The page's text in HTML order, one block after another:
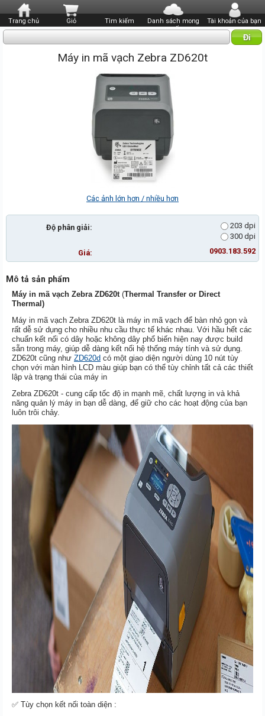
Trang chủ Giỏ Tìm kiếm
Danh sách mong
muốn
Tài khoản của bạn
Máy in mã vạch Zebra ZD620t
Các ảnh lớn hơn / nhiều hơn
Độ phân giải:
203 dpi
300 dpi
Giá:
0903.183.592
Mô tả sản phẩm
Máy in mã vạch Zebra ZD620t(Thermal Transfer or Direct
Thermal)
Máy in mã vạch Zebra ZD620t là máy in mã vạch để bàn nhỏ gọn và
rất dễ sử dụng cho nhiều nhu cầu thực tế khác nhau. Với hầu hết các
chuẩn kết nối có dây hoặc không dây phổ biến hiện nay được build
sẵn trong máy, giúp dễ dàng kết nối hệ thống máy tính và sử dụng.
ZD620t cũng như ZD620d có một giao diện người dùng 10 nút tùy
chọn với màn hình LCD màu giúp bạn có thể tùy chỉnh tất cả các thiết
lập và trạng thái của máy in
Zebra ZD620t - cung cấp tốc độ in mạnh mẽ, chất lượng in và khả
năng quản lý máy in bạn dễ dàng, để giữ cho các hoạt động của bạn
luôn trôi chảy.
✅ Tùy chọn kết nối toàn diện :